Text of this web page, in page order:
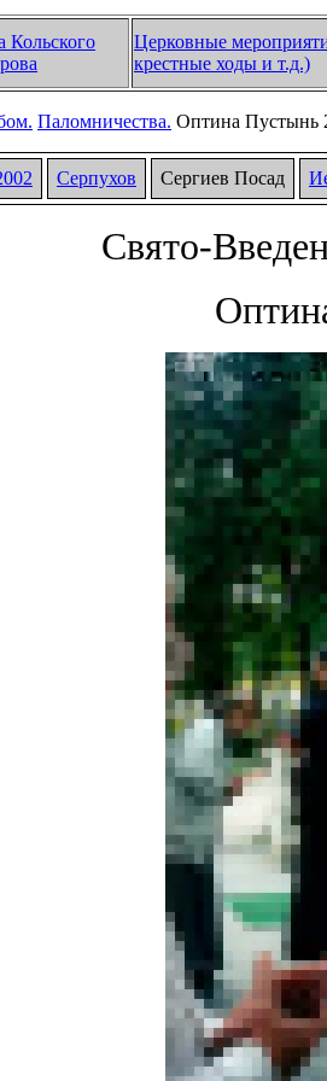
Кольского
Церковные
крестные ходы и т.д.)
Паломничества. Оптина Пустынь
Серпухов Сергиев Посад
Свято-